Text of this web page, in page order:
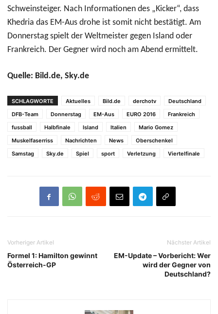
Schweinsteiger. Nach Informationen des „Kicker“, dass
Khedria das EM-Aus drohe ist somit nicht bestätigt. Am
Donnerstag spielt der Weltmeister gegen Island oder
Frankreich. Der Gegner wird noch am Abend ermittelt.
Quelle: Bild.de, Sky.de
SCHLAGWORTE Aktuelles Bild.de derchotv
Deutschland
DFB-Team
Donnerstag EM-Aus EURO 2016
Frankreich
fussball
Halbfinale Island Italien
Mario Gomez
Muskelfaserriss
Nachrichten News
Oberschenkel
Samstag
Sky.de Spiel sport Verletzung Viertelfinale
Vorheriger Artikel
Formel 1: Hamilton gewinnt
Österreich-GP
Nächster Artikel
EM-Update – Vorbericht: Wer
wird der Gegner von
Deutschland?